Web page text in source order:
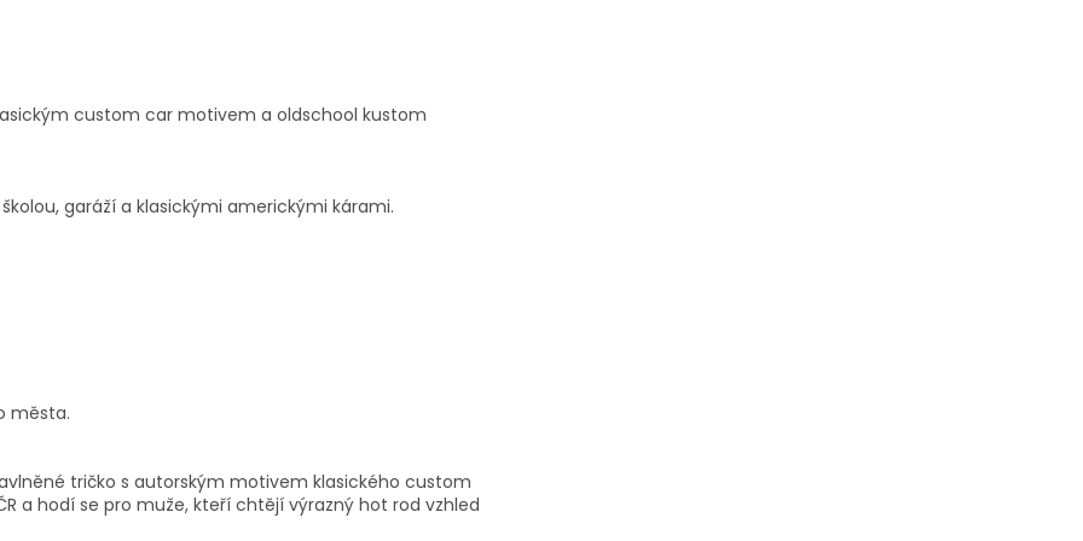
custom car motivem a oldschool kustom
garáží a klasickými americkými kárami.
města.
tričko s autorským motivem klasického custom
a hodí se pro muže, kteří chtějí výrazný hot rod vzhled